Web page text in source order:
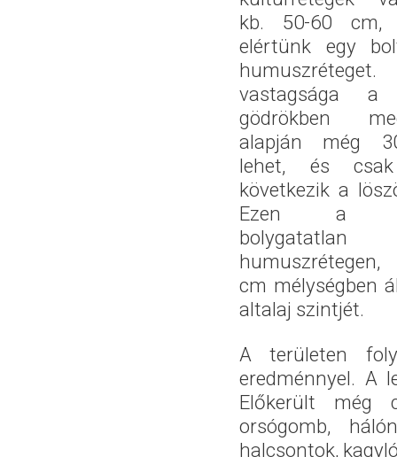
kb. 50-60
elértünk egy
vastagsága a
gödrökben
alapján még
lehet, és
következik a
Ezen a
bolygatatlan
cm mélységben
altalaj szintjét.
A területen
eredménnyel. A
Előkerült még
orsógomb,
halcsontok,